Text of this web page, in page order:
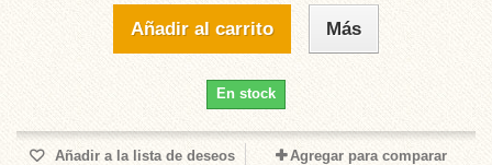
Añadir al carrito Más
En stock
Añadir a la lista de deseos Agregar para comparar